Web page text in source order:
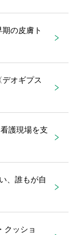
の皮膚ト
オギプス
護現場を支
、誰もが自
クッショ